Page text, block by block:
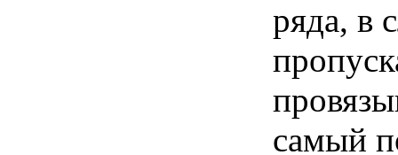
ряда, в
самый